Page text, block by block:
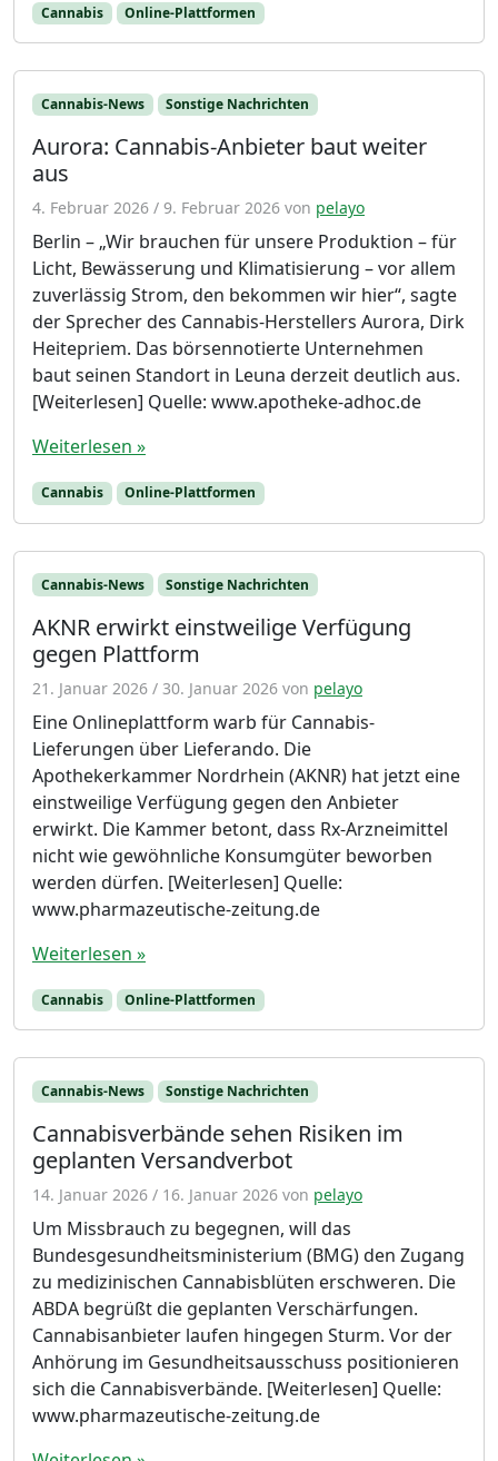
Cannabis Online-Plattformen
Cannabis-News Sonstige Nachrichten
Aurora: Cannabis-Anbieter baut weiter
aus
4. Februar 2026 / 9. Februar 2026 von pelayo
Berlin – „Wir brauchen für unsere Produktion – für
Licht, Bewässerung und Klimatisierung – vor allem
zuverlässig Strom, den bekommen wir hier“, sagte
der Sprecher des Cannabis-Herstellers Aurora, Dirk
Heitepriem. Das börsennotierte Unternehmen
baut seinen Standort in Leuna derzeit deutlich aus.
[Weiterlesen] Quelle: www.apotheke-adhoc.de
Weiterlesen »
Cannabis Online-Plattformen
Cannabis-News Sonstige Nachrichten
AKNR erwirkt einstweilige Verfügung
gegen Plattform
21. Januar 2026 / 30. Januar 2026 von pelayo
Eine Onlineplattform warb für Cannabis-
Lieferungen über Lieferando. Die
Apothekerkammer Nordrhein (AKNR) hat jetzt eine
einstweilige Verfügung gegen den Anbieter
erwirkt. Die Kammer betont, dass Rx-Arzneimittel
nicht wie gewöhnliche Konsumgüter beworben
werden dürfen. [Weiterlesen] Quelle:
www.pharmazeutische-zeitung.de
Weiterlesen »
Cannabis Online-Plattformen
Cannabis-News Sonstige Nachrichten
Cannabisverbände sehen Risiken im
geplanten Versandverbot
14. Januar 2026 / 16. Januar 2026 von pelayo
Um Missbrauch zu begegnen, will das
Bundesgesundheitsministerium (BMG) den Zugang
zu medizinischen Cannabisblüten erschweren. Die
ABDA begrüßt die geplanten Verschärfungen.
Cannabisanbieter laufen hingegen Sturm. Vor der
Anhörung im Gesundheitsausschuss positionieren
sich die Cannabisverbände. [Weiterlesen] Quelle:
www.pharmazeutische-zeitung.de